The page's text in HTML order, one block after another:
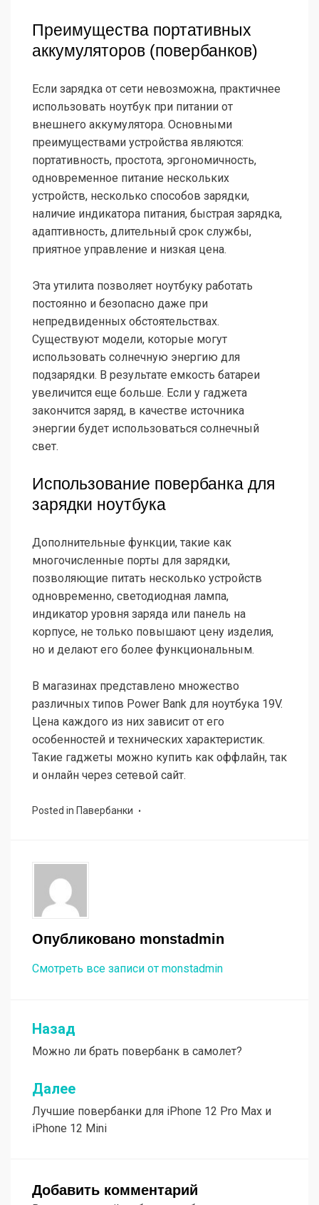
Преимущества портативных
аккумуляторов (повербанков)
Если зарядка от сети невозможна, практичнее
использовать ноутбук при питании от
внешнего аккумулятора. Основными
преимуществами устройства являются:
портативность, простота, эргономичность,
одновременное питание нескольких
устройств, несколько способов зарядки,
наличие индикатора питания, быстрая зарядка,
адаптивность, длительный срок службы,
приятное управление и низкая цена.
Эта утилита позволяет ноутбуку работать
постоянно и безопасно даже при
непредвиденных обстоятельствах.
Существуют модели, которые могут
использовать солнечную энергию для
подзарядки. В результате емкость батареи
увеличится еще больше. Если у гаджета
закончится заряд, в качестве источника
энергии будет использоваться солнечный
свет.
Использование повербанка для
зарядки ноутбука
Дополнительные функции, такие как
многочисленные порты для зарядки,
позволяющие питать несколько устройств
одновременно, светодиодная лампа,
индикатор уровня заряда или панель на
корпусе, не только повышают цену изделия,
но и делают его более функциональным.
В магазинах представлено множество
различных типов Power Bank для ноутбука 19V.
Цена каждого из них зависит от его
особенностей и технических характеристик.
Такие гаджеты можно купить как оффлайн, так
и онлайн через сетевой сайт.
Posted in Павербанки
Опубликовано monstadmin
Смотреть все записи от monstadmin
Навигация
по
записям
Назад
Можно ли брать повербанк в самолет?
Далее
Лучшие повербанки для iPhone 12 Pro Max и
iPhone 12 Mini
Добавить комментарий